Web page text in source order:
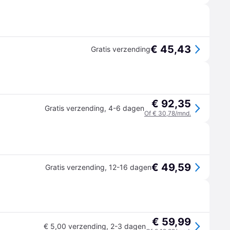
Gratis verzending€ 45,43
Gratis verzending, 4-6 dagen € 92,35
Of € 30,78/mnd.
Gratis verzending, 12-16 dagen€ 49,59
€ 5,00 verzending, 2-3 dagen € 59,99